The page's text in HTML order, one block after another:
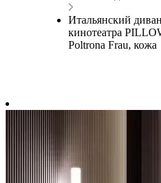
Итальянский
кинотеатра
Poltrona Frau, кожа